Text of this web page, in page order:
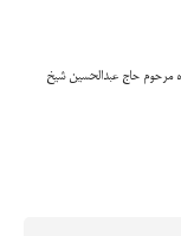
مرحوم حاج عبدالحسین شیخ